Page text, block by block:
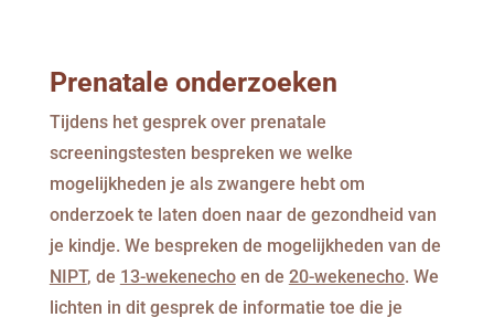
Prenatale onderzoeken
Tijdens het gesprek over prenatale
screeningstesten bespreken we welke
mogelijkheden je als zwangere hebt om
onderzoek te laten doen naar de gezondheid van
je kindje. We bespreken de mogelijkheden van de
NIPT, de 13-wekenechoen de 20-wekenecho. We
lichten in dit gesprek de informatie toe die je